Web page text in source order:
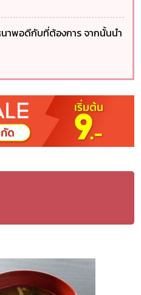
าพอดีกับที่ต้องการ จากนั้นนำ